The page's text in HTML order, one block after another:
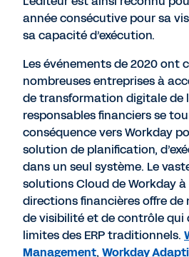
année consécutive pour sa
sa capacité d’exécution.
Les événements de 2020 ont
nombreuses entreprises à
de transformation digitale de
responsables financiers se
conséquence vers Workday
solution de planification,
dans un seul système. Le
solutions Cloud de Workday
directions financières offre
de visibilité et de contrôle qui
limites des ERP traditionnels.
Management, Workday